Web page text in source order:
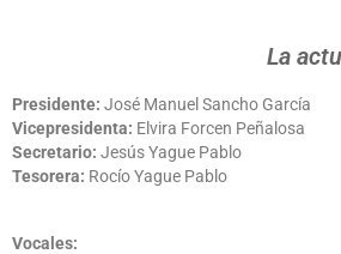
La
Presidente: José Manuel Sancho García
Vicepresidenta: Elvira Forcen Peñalosa
Secretario: Jesús Yague Pablo
Tesorera: Rocío Yague Pablo
Vocales: